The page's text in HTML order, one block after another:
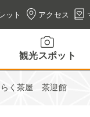
ット アクセス
観光スポット
らく茶屋 茶迎館